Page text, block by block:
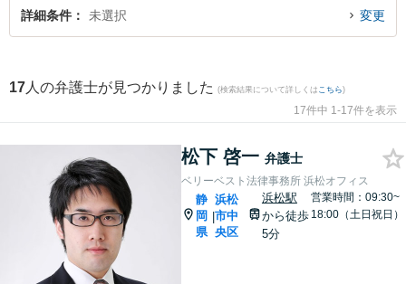
の選任を法律相談できる浜松市内の弁護士に相談予約したい』などでお困りの
詳細条件 未選択 変更
17 人の弁護士が見つかりました (検索結果について詳しくは こちら)
17件中 1-17件を表示
松下 啓一 弁護士
ベリーベスト法律事務所 浜松オフィス
静
岡
県
|
浜松
市中
央区
浜松駅
から徒歩
5分
営業時間：09:30~
18:00（土日祝日）